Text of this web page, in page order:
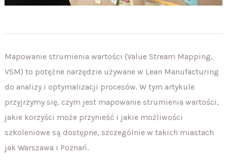
Mapowanie strumienia wartości (Value Stream Mapping,
VSM) to potężne narzędzie używane w Lean Manufacturing
do analizy i optymalizacji procesów. W tym artykule
przyjrzymy się, czym jest mapowanie strumienia wartości,
jakie korzyści może przynieść i jakie możliwości
szkoleniowe są dostępne, szczególnie w takich miastach
jak Warszawa i Poznań.